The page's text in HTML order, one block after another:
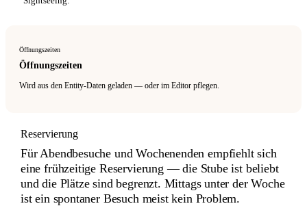
Öffnungszeiten
Öffnungszeiten
Wird aus den Entity-Daten geladen — oder im Editor pflegen.
Reservierung
Für Abendbesuche und Wochenenden empfiehlt sich
eine frühzeitige Reservierung — die Stube ist beliebt
und die Plätze sind begrenzt. Mittags unter der Woche
ist ein spontaner Besuch meist kein Problem.